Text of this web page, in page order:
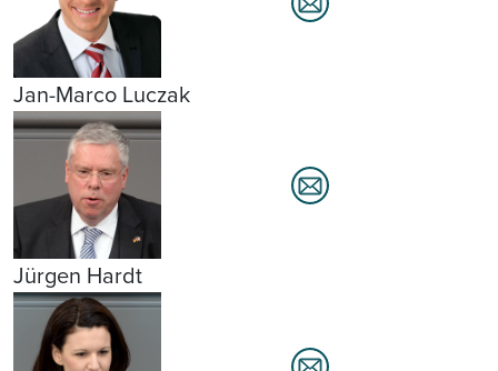
Jan-Marco Luczak
Jürgen Hardt